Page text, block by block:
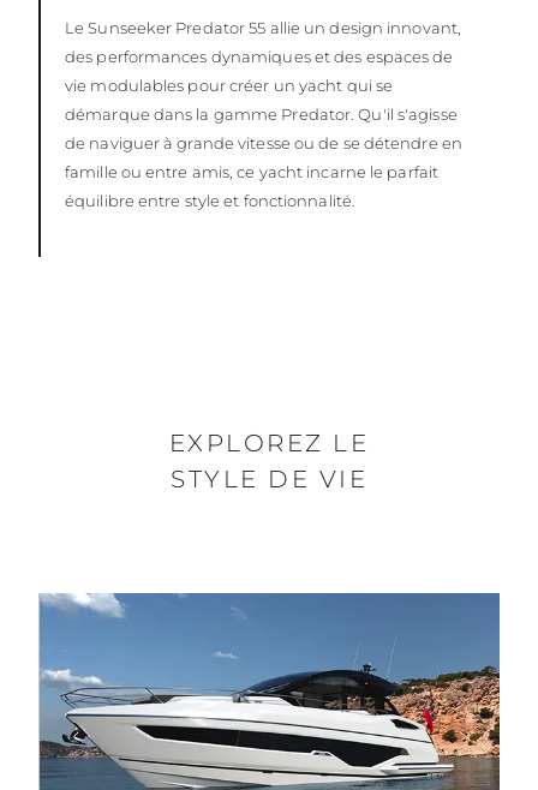
Le Sunseeker Predator 55 allie un design innovant,
des performances dynamiques et des espaces de
vie modulables pour créer un yacht qui se
démarque dans la gamme Predator. Qu'il s'agisse
de naviguer à grande vitesse ou de se détendre en
famille ou entre amis, ce yacht incarne le parfait
équilibre entre style et fonctionnalité.
EXPLOREZ LE
STYLE DE VIE